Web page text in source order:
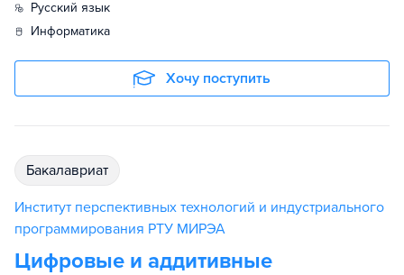
русский язык
информатика
Хочу поступить
бакалавриат
Институт перспективных технологий и индустриального
программирования РТУ МИРЭА
Цифровые и аддитивные